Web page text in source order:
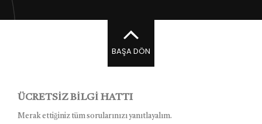
BAŞA DÖN
ÜCRETSİZ BİLGİ HATTI
Merak ettiğiniz tüm sorularınızı yanıtlayalım.